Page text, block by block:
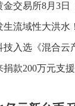
所8月3日（周四）黄金T+D 收盘下跌
流域性大洪水！8
入选《混合云产
捐款200万元支